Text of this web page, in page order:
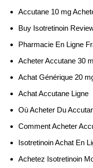
Accutane 10 mg
Buy Isotretinoin
Pharmacie En Ligne
Acheter Accutane 30
Achat Générique 20
Achat Accutane Ligne
Où Acheter Du
Comment Acheter
Isotretinoin Achat En
Achetez Isotretinoin